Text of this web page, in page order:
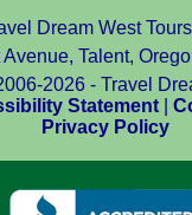
Dream West
Avenue, Talent,
2026 - Travel
Statement |
Privacy Policy